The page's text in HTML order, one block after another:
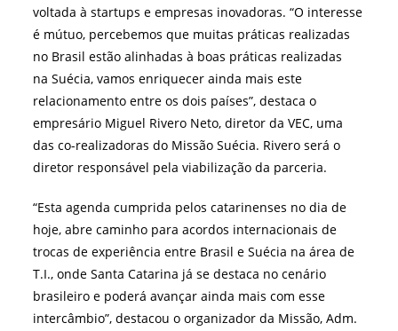
voltada à startups e empresas inovadoras. “O interesse
é mútuo, percebemos que muitas práticas realizadas
no Brasil estão alinhadas à boas práticas realizadas
na Suécia, vamos enriquecer ainda mais este
relacionamento entre os dois países”, destaca o
empresário Miguel Rivero Neto, diretor da VEC, uma
das co-realizadoras do Missão Suécia. Rivero será o
diretor responsável pela viabilização da parceria.
“Esta agenda cumprida pelos catarinenses no dia de
hoje, abre caminho para acordos internacionais de
trocas de experiência entre Brasil e Suécia na área de
T.I., onde Santa Catarina já se destaca no cenário
brasileiro e poderá avançar ainda mais com esse
intercâmbio”, destacou o organizador da Missão, Adm.